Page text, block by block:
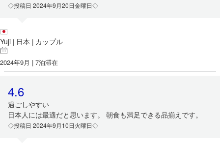
◇投稿日 2024年9月20日金曜日◇
Yuji | 日本 | カップル
2024年9月 | 7泊滞在
4.6
過ごしやすい
日本人には最適だと思います。 朝食も満足できる品揃えです。
◇投稿日 2024年9月10日火曜日◇